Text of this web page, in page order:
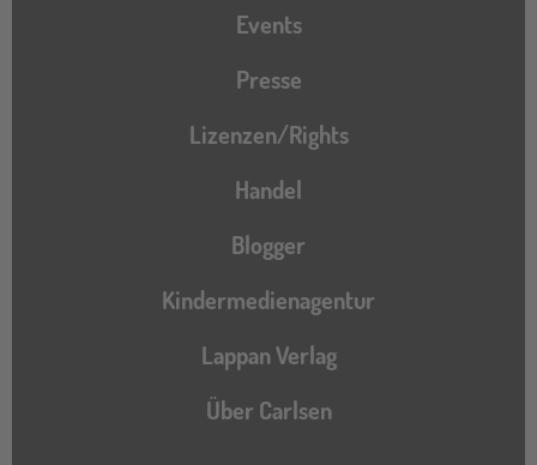
Events
Presse
Lizenzen/Rights
Handel
Blogger
Kindermedienagentur
Lappan Verlag
Über Carlsen